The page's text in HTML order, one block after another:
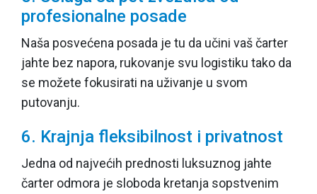
profesionalne posade
Naša posvećena posada je tu da učini vaš čarter
jahte bez napora, rukovanje svu logistiku tako da
se možete fokusirati na uživanje u svom
putovanju.
6. Krajnja fleksibilnost i privatnost
Jedna od najvećih prednosti luksuznog jahte
čarter odmora je sloboda kretanja sopstvenim